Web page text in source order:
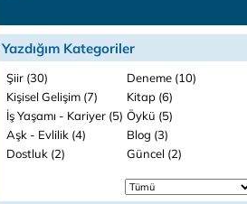
Yazdığım Kategoriler
Şiir (30)
Deneme (10)
Kişisel Gelişim (7)
Kitap (6)
İş Yaşamı - Kariyer (5) Öykü (5)
Aşk - Evlilik (4)
Blog (3)
Dostluk (2)
Güncel (2)